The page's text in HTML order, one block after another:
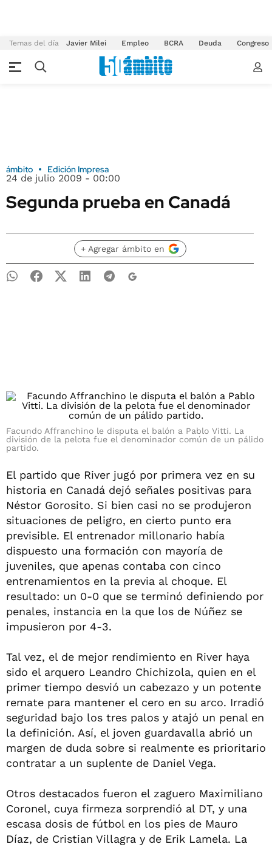
Temas del día Javier Milei Empleo BCRA Deuda Congreso
ámbito Edición Impresa
24 de julio 2009 - 00:00
Segunda prueba en Canadá
+ Agregar ámbito en
Facundo Affranchino le disputa el balón a Pablo Vitti. La
división de la pelota fue el denominador común de un pálido
partido.
El partido que River jugó por primera vez en su
historia en Canadá dejó señales positivas para
Néstor Gorosito. Si bien casi no se produjeron
situaciones de peligro, en cierto punto era
previsible. El entrenador millonario había
dispuesto una formación con mayoría de
juveniles, que apenas contaba con cinco
entrenamientos en la previa al choque. El
resultado: un 0-0 que se terminó definiendo por
penales, instancia en la que los de Núñez se
impusieron por 4-3.
Tal vez, el de mejor rendimiento en River haya
sido el arquero Leandro Chichizola, quien en el
primer tiempo desvió un cabezazo y un potente
remate para mantener el cero en su arco. Irradió
seguridad bajo los tres palos y atajó un penal en
la definición. Así, el joven guardavalla abrió un
margen de duda sobre si realmente es prioritario
contratar a un suplente de Daniel Vega.
Otros destacados fueron el zaguero Maximiliano
Coronel, cuya firmeza sorprendió al DT, y una
escasa dosis de fútbol en los pies de Mauro
Díaz, de Cristian Villagra y de Erik Lamela. La